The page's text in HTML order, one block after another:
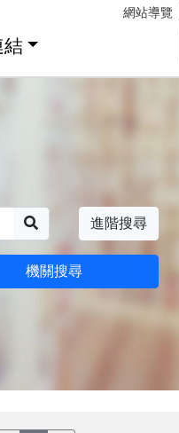
網站導覽
結
進階搜尋
機關搜尋